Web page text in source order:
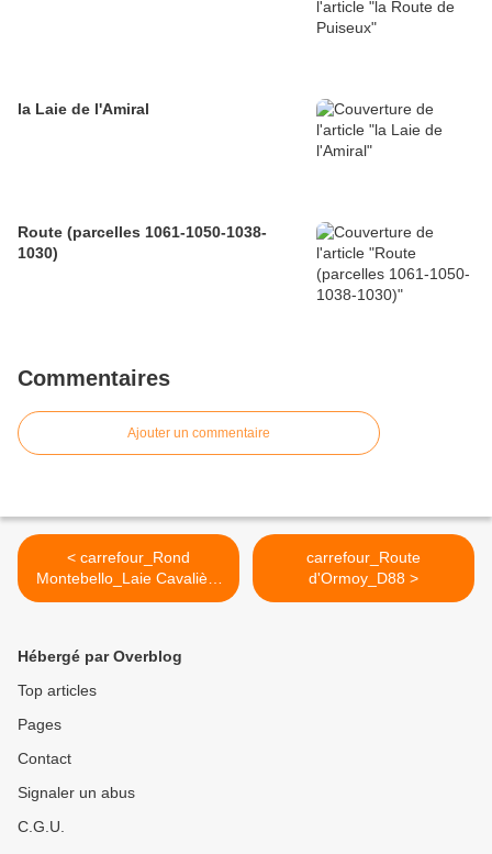
la Laie de l'Amiral
Route (parcelles 1061-1050-1038-
1030)
Commentaires
Ajouter un commentaire
< carrefour_Rond
Montebello_Laie Cavalière
de Bargny
carrefour_Route
d'Ormoy_D88 >
Hébergé par Overblog
Top articles
Pages
Contact
Signaler un abus
C.G.U.